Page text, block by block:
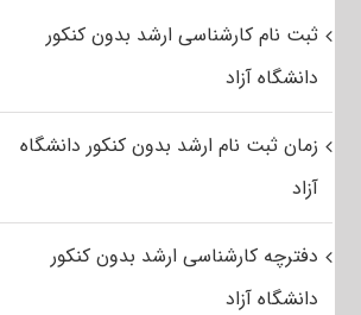
ثبت نام کارشناسی ارشد بدون کنکور
دانشگاه آزاد
زمان ثبت نام ارشد بدون کنکور دانشگاه
آزاد
دفترچه کارشناسی ارشد بدون کنکور
دانشگاه آزاد